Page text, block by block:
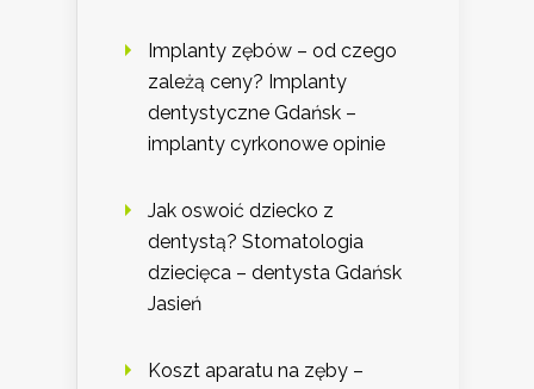
Implanty zębów – od czego
zależą ceny? Implanty
dentystyczne Gdańsk –
implanty cyrkonowe opinie
Jak oswoić dziecko z
dentystą? Stomatologia
dziecięca – dentysta Gdańsk
Jasień
Koszt aparatu na zęby –